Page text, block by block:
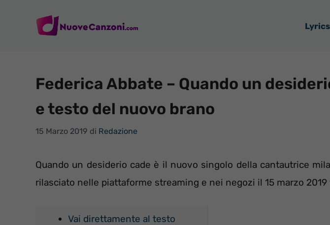
Lyrics
Federica Abbate – Quando un
e testo del nuovo brano
15 Marzo 2019 di Redazione
Quando un desiderio cade è il nuovo singolo della cantautrice
rilasciato nelle piattaforme streaming e nei negozi il 15 marzo 2019
Vai direttamente al testo